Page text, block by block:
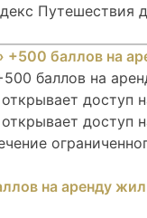
Путешествия
баллов на
доступ